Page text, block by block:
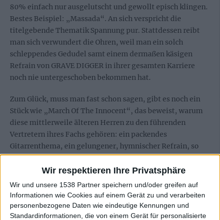
Wir respektieren Ihre Privatsphäre
Wir und unsere 1538 Partner speichern und/oder greifen auf
Informationen wie Cookies auf einem Gerät zu und verarbeiten
personenbezogene Daten wie eindeutige Kennungen und
Standardinformationen, die von einem Gerät für personalisierte
80% einfach nur ausgelutscht und gewollt episch klingen.
Bestes Beispiel: „Massada“. An sich verspricht die
titelgebende Thematik Spannung pur. Stattdessen reibt
man sich verwundert die Ohren, weil man ein solch
schleppendes Gedudel samt einem dermaßen käsigen
Refrain von GRAVE DIGGER in ihrer gesamten Karriere
noch nie untergeschoben bekommen hat.
Zum Glück, muss man fast schon sagen, gibt es noch ein
Stück wie „March Of The Innocent“, das beweist, warum
diese mittlerweile älteren Herren zu den führenden
Vertretern ihres Fachs gehören: ein packendes
Gitarrenthema, ein gelungener, hymnischer Refrain, so
einfach sind die Zutaten für einen echten Hit vom Schlage
derer, die früher am Fließband abgeliefert wurden.
Somit bleibt „Liberty Or Death“ letzten Endes das neue
Lebenszeichen einer Band, die ihre besten Tage
offensichtlich hinter sich hat und hofft, mit einem müden